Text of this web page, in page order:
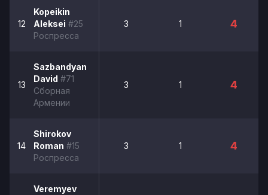
12
Kopeikin
Aleksei #25
Роспресса
3 1 4
13
Sazbandyan
David #71
Сборная
Армении
3 1 4
14
Shirokov
Roman #15
Роспресса
3 1 4
Veremyev